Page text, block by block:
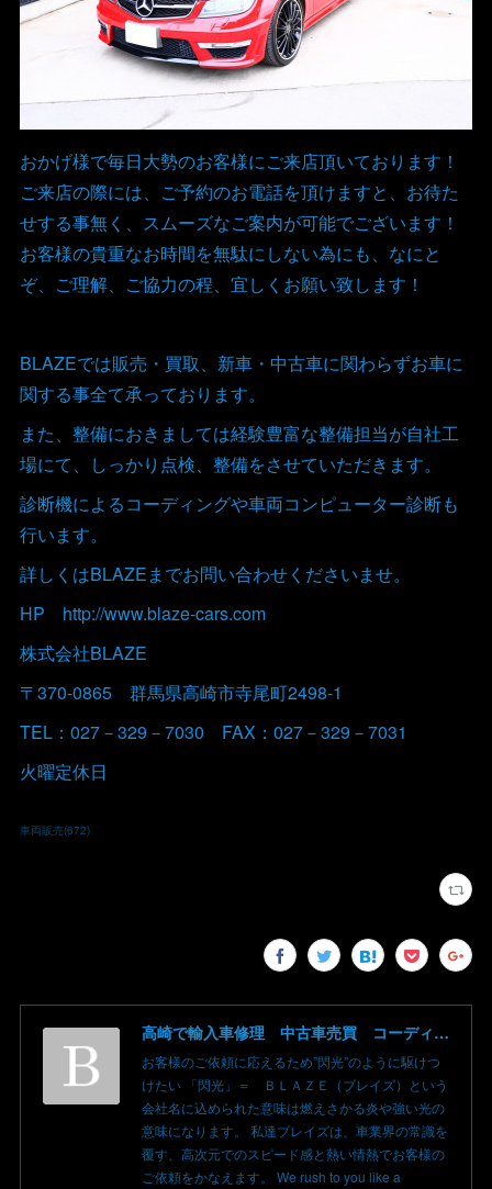
おかげ様で毎日大勢のお客様にご来店頂いております！
ご来店の際には、ご予約のお電話を頂けますと、お待た
せする事無く、スムーズなご案内が可能でございます！
お客様の貴重なお時間を無駄にしない為にも、なにと
ぞ、ご理解、ご協力の程、宜しくお願い致します！
BLAZEでは販売・買取、新車・中古車に関わらずお車に
関する事全て承っております。
また、整備におきましては経験豊富な整備担当が自社工
場にて、しっかり点検、整備をさせていただきます。
診断機によるコーディングや車両コンピューター診断も
行います。
詳しくはBLAZEまでお問い合わせくださいませ。
HP http://www.blaze-cars.com
株式会社BLAZE
〒370-0865 群馬県高崎市寺尾町2498-1
TEL：027－329－7030 FAX：027－329－7031
火曜定休日
車両販売(672)
高崎で輸入車修理 中古車売買 コーディングならBLAZE（ブレイズ）へ│BLAZE Total Car Support & Modify in Takasaki Gunma
お客様のご依頼に応えるため”閃光”のように駆けつ
けたい 「閃光」＝ ＢＬＡＺＥ（ブレイズ）という
会社名に込められた意味は燃えさかる炎や強い光の
意味になります。 私達ブレイズは、車業界の常識を
覆す、高次元でのスピード感と熱い情熱でお客様の
ご依頼をかなえます。 We rush to you like a